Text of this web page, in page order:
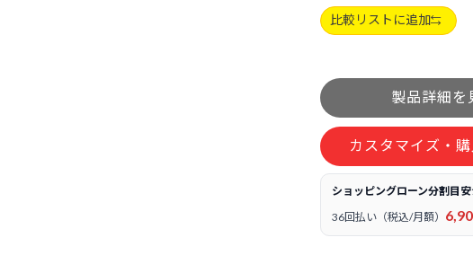
比較リストに追加
カスタマイズ・
ショッピングローン分割目
36回払い（税込/月額）